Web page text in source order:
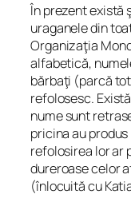
În prezent există
uraganele din
Organizaţia
alfabetică,
bărbaţi (parcă
refolosesc.
nume sunt
pricina au
refolosirea lor ar
dureroase celor
(înlocuită cu